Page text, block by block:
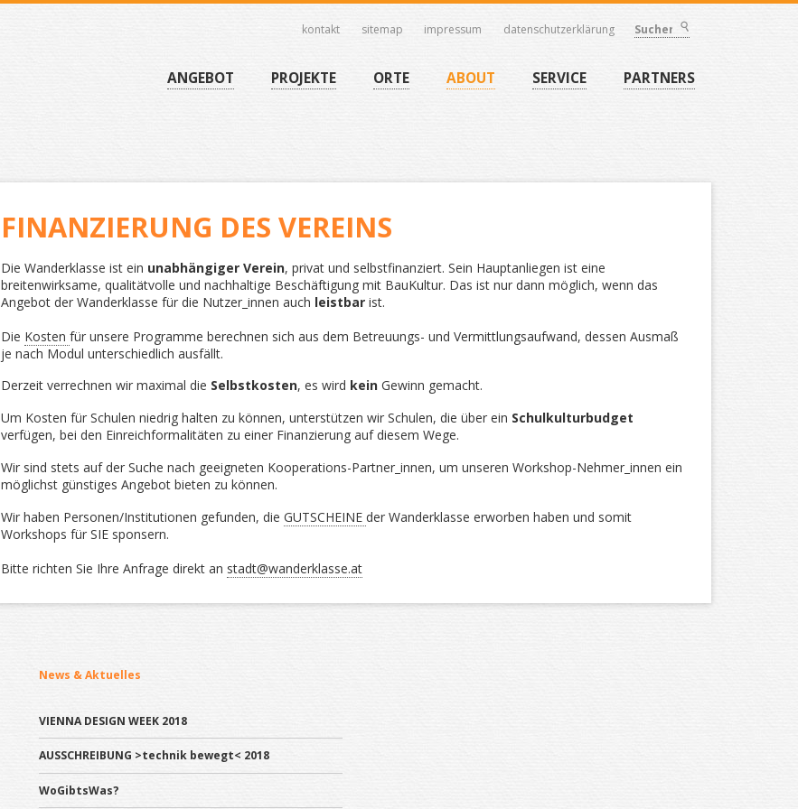
Navigation
überspringen
ANGEBOT PROJEKTE ORTE ABOUT SERVICE PARTNERS
kontakt sitemap impressum datenschutzerklärung
FINANZIERUNG DES VEREINS
Die Wanderklasse ist ein unabhängiger Verein, privat und selbstfinanziert. Sein Hauptanliegen ist eine
breitenwirksame, qualitätvolle und nachhaltige Beschäftigung mit BauKultur. Das ist nur dann möglich, wenn das
Angebot der Wanderklasse für die Nutzer_innen auch leistbar ist.
Die Kostenfür unsere Programme berechnen sich aus dem Betreuungs- und Vermittlungsaufwand, dessen Ausmaß
je nach Modul unterschiedlich ausfällt.
Derzeit verrechnen wir maximal die Selbstkosten, es wird kein Gewinn gemacht.
Um Kosten für Schulen niedrig halten zu können, unterstützen wir Schulen, die über ein Schulkulturbudget
verfügen, bei den Einreichformalitäten zu einer Finanzierung auf diesem Wege.
Wir sind stets auf der Suche nach geeigneten Kooperations-Partner_innen, um unseren Workshop-Nehmer_innen ein
möglichst günstiges Angebot bieten zu können.
Wir haben Personen/Institutionen gefunden, dieGUTSCHEINEder Wanderklasse erworben haben und somit
Workshops für SIE sponsern.
Bitte richten Sie Ihre Anfrage direkt an stadt@wanderklasse.at
News & Aktuelles
VIENNA DESIGN WEEK 2018
AUSSCHREIBUNG >technik bewegt< 2018
WoGibtsWas?